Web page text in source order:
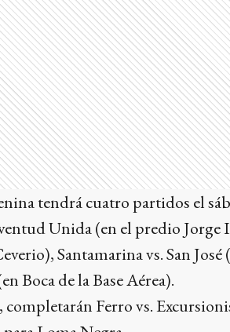
tendrá cuatro partidos el
Unida (en el predio Jorge
Santamarina vs. San
Boca de la Base Aérea).
Ferro vs.